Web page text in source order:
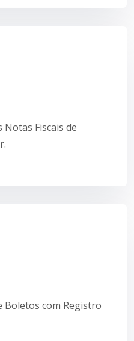
Fiscais de
Boletos com Registro